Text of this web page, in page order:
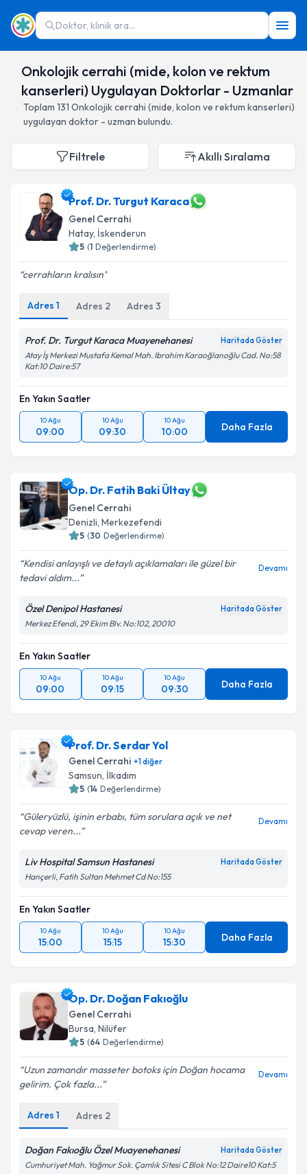
Doktor, klinik ara...
Onkolojik cerrahi (mide, kolon ve rektum
kanserleri) Uygulayan Doktorlar - Uzmanlar
Toplam 131 Onkolojik cerrahi (mide, kolon ve rektum kanserleri)
uygulayan doktor - uzman bulundu.
Filtrele Akıllı Sıralama
Prof. Dr. Turgut Karaca
Genel Cerrahi
Hatay, İskenderun
5 (1 Değerlendirme)
cerrahların kralısın
Adres 1 Adres 2 Adres 3
Prof. Dr. Turgut Karaca Muayenehanesi Haritada Göster
Atay İş Merkezi Mustafa Kemal Mah. Ibrahim Karaoğlanoğlu Cad. No:58
Kat:10 Daire:57
En Yakın Saatler
10 Ağu
09:00
10 Ağu
09:30
10 Ağu
10:00 Daha Fazla
Op. Dr. Fatih Baki Ültay
Genel Cerrahi
Denizli, Merkezefendi
5 (30 Değerlendirme)
Kendisi anlayışlı ve detaylı açıklamaları ile güzel bir
tedavi aldım...
Devamı
Özel Denipol Hastanesi Haritada Göster
Merkez Efendi, 29 Ekim Blv. No:102, 20010
En Yakın Saatler
10 Ağu
09:00
10 Ağu
09:15
10 Ağu
09:30 Daha Fazla
Prof. Dr. Serdar Yol
Genel Cerrahi +1diğer
Samsun, İlkadım
5 (14 Değerlendirme)
Güleryüzlü, işinin erbabı, tüm sorulara açık ve net
cevap veren...
Devamı
Liv Hospital Samsun Hastanesi Haritada Göster
Hançerli, Fatih Sultan Mehmet Cd No:155
En Yakın Saatler
10 Ağu
15:00
10 Ağu
15:15
10 Ağu
15:30 Daha Fazla
Op. Dr. Doğan Fakıoğlu
Genel Cerrahi
Bursa, Nilüfer
5 (64 Değerlendirme)
Uzun zamandır masseter botoks için Doğan hocama
gelirim. Çok fazla...
Devamı
Adres 1 Adres 2
Doğan Fakıoğlu Özel Muayenehanesi Haritada Göster
Cumhuriyet Mah. Yağmur Sok. Çamlık Sitesi C Blok No:12 Daire10 Kat:5